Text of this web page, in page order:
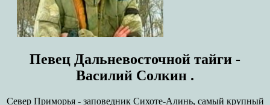
Певец Дальневосточной тайги -
Василий Солкин .
Север Приморья - заповедник Сихоте-Алинь, самый крупный